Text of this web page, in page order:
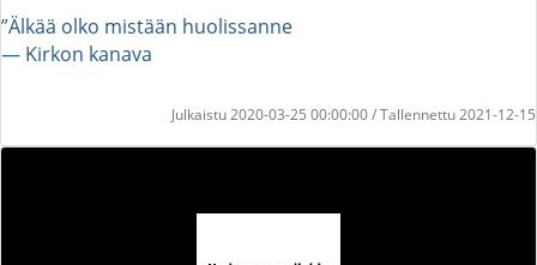
”Älkää olko mistään huolissanne
― Kirkon kanava
Julkaistu 2020-03-25 00:00:00 / Tallennettu 2021-12-15